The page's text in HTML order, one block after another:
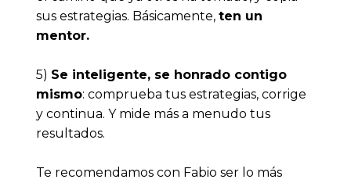
sus estrategias. Básicamente, ten un
mentor.
5) Se inteligente, se honrado contigo
mismo: comprueba tus estrategias, corrige
y continua. Y mide más a menudo tus
resultados.
Te recomendamos con Fabio ser lo más